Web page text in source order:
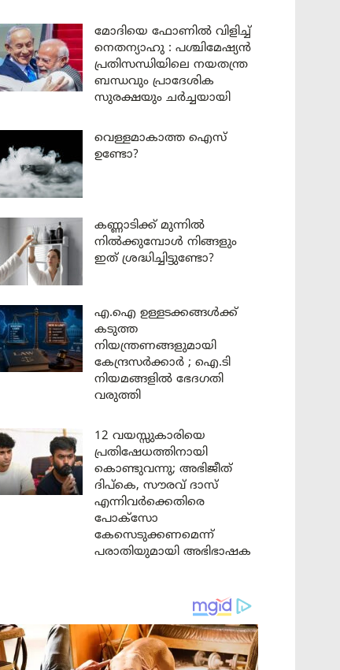
മോദിയെ ഫോണിൽ വിളിച്ച്
നെതന്യാഹു : പശ്ചിമേഷ്യൻ
പ്രതിസന്ധിയിലെ നയതന്ത്ര
ബന്ധവും പ്രാദേശിക
സുരക്ഷയും ചർച്ചയായി
വെള്ളമാകാത്ത ഐസ്
ഉണ്ടോ?
കണ്ണാടിക്ക് മുന്നിൽ
നിൽക്കുമ്പോൾ നിങ്ങളും
ഇത് ശ്രദ്ധിച്ചിട്ടുണ്ടോ?
എ.ഐ ഉള്ളടക്കങ്ങൾക്ക്
കടുത്ത
നിയന്ത്രണങ്ങളുമായി
കേന്ദ്രസർക്കാർ ; ഐ.ടി
നിയമങ്ങളിൽ ഭേദഗതി
വരുത്തി
12 വയസ്സുകാരിയെ
പ്രതിഷേധത്തിനായി
കൊണ്ടുവന്നു; അഭിജീത്
ദിപ്കെ, സൗരവ് ദാസ്
എന്നിവർക്കെതിരെ
പോക്സോ
കേസെടുക്കണമെന്ന്
പരാതിയുമായി അഭിഭാഷക